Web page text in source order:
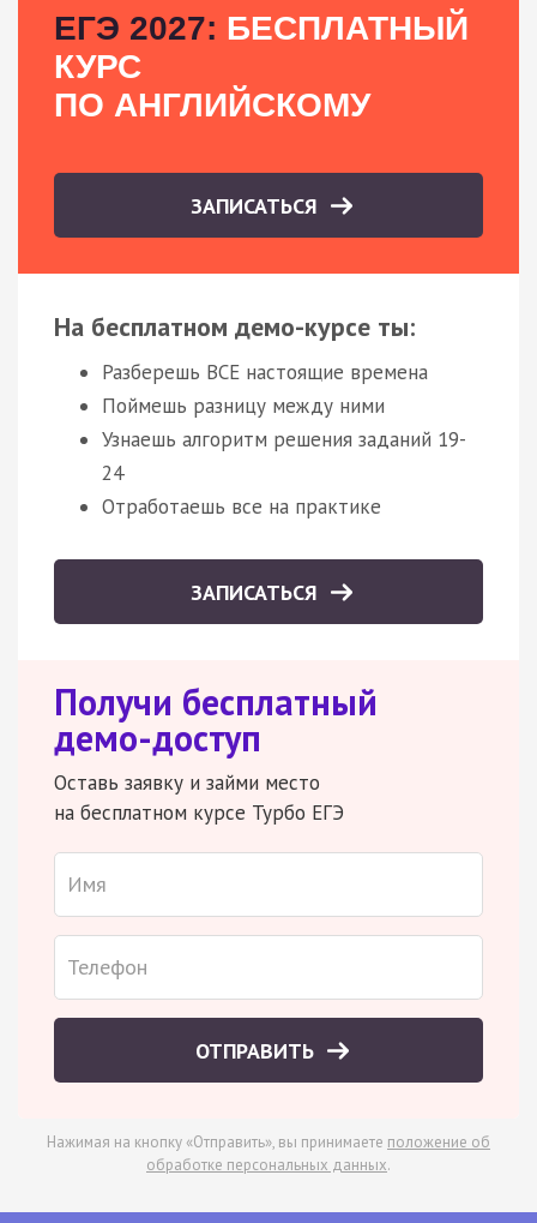
ЕГЭ 2027: БЕСПЛАТНЫЙ
КУРС
ПО АНГЛИЙСКОМУ
ЗАПИСАТЬСЯ
На бесплатном демо-курсе ты:
Разберешь ВСЕ настоящие времена
Поймешь разницу между ними
Узнаешь алгоритм решения заданий 19-
24
Отработаешь все на практике
ЗАПИСАТЬСЯ
Получи бесплатный
демо-доступ
Оставь заявку и займи место
на бесплатном курсе Турбо ЕГЭ
ОТПРАВИТЬ
Нажимая на кнопку «Отправить», вы принимаете положение об
обработке персональных данных.